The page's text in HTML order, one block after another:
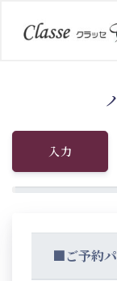
入力
■ご予約